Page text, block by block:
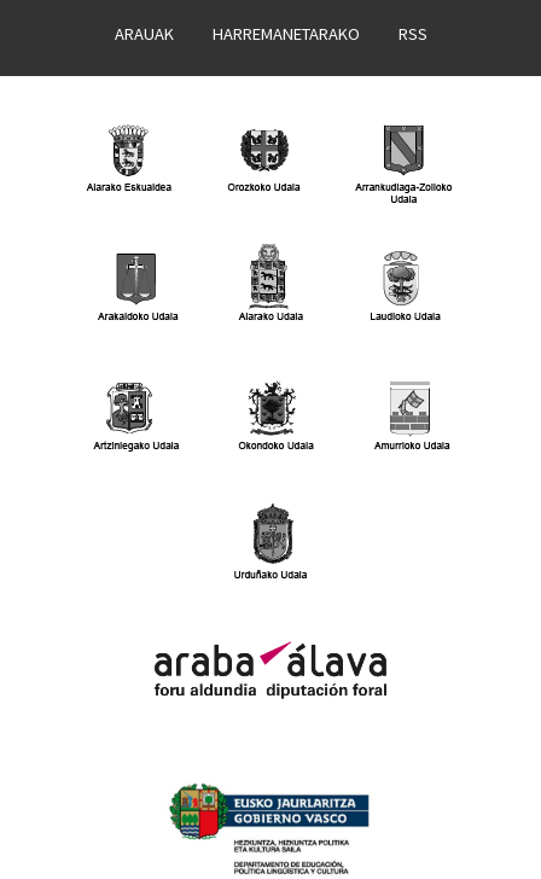
ARAUAK HARREMANETARAKO RSS